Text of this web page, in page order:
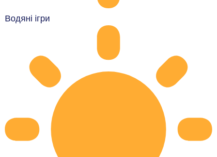
Водяні ігри